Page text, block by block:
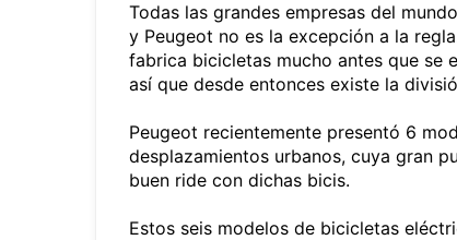
Todas las grandes empresas del
y Peugeot no es la excepción a la
fabrica bicicletas mucho antes que se
así que desde entonces existe la
Peugeot recientemente presentó 6
desplazamientos urbanos, cuya gran
buen ride con dichas bicis.
Estos seis modelos de bicicletas